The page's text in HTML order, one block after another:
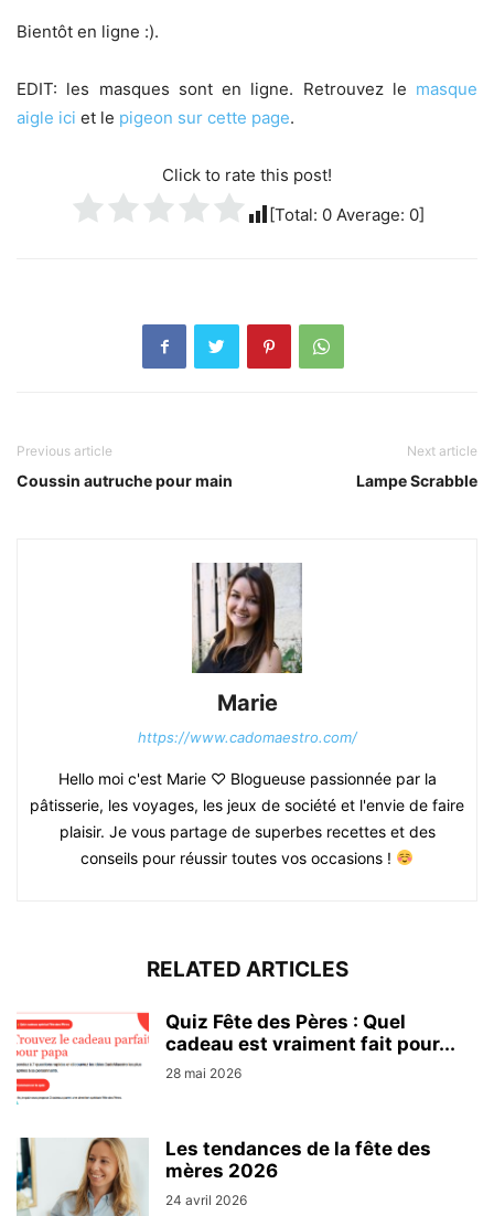
Bientôt en ligne :).
EDIT: les masques sont en ligne. Retrouvez le masque
aigle ici et le pigeon sur cette page.
Click to rate this post!
[Total: 0Average: 0]
Previous article
Coussin autruche pour main
Next article
Lampe Scrabble
Marie
https://www.cadomaestro.com/
Hello moi c'est Marie ♡ Blogueuse passionnée par la
pâtisserie, les voyages, les jeux de société et l'envie de faire
plaisir. Je vous partage de superbes recettes et des
conseils pour réussir toutes vos occasions !
RELATED ARTICLES
Quiz Fête des Pères : Quel
cadeau est vraiment fait pour...
28 mai 2026
Les tendances de la fête des
mères 2026
24 avril 2026